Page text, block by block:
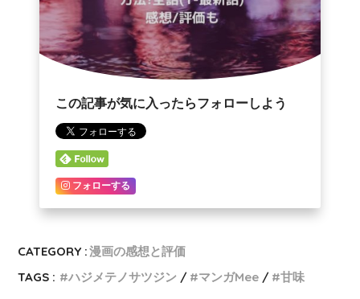
この記事が気に入ったらフォローしよう
フォローする
CATEGORY :漫画の感想と評価
TAGS :
ハジメテノサツジン マンガMee 甘味